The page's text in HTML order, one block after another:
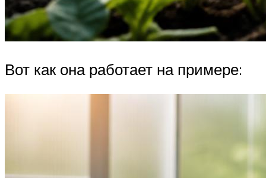
Вот как она работает на примере: